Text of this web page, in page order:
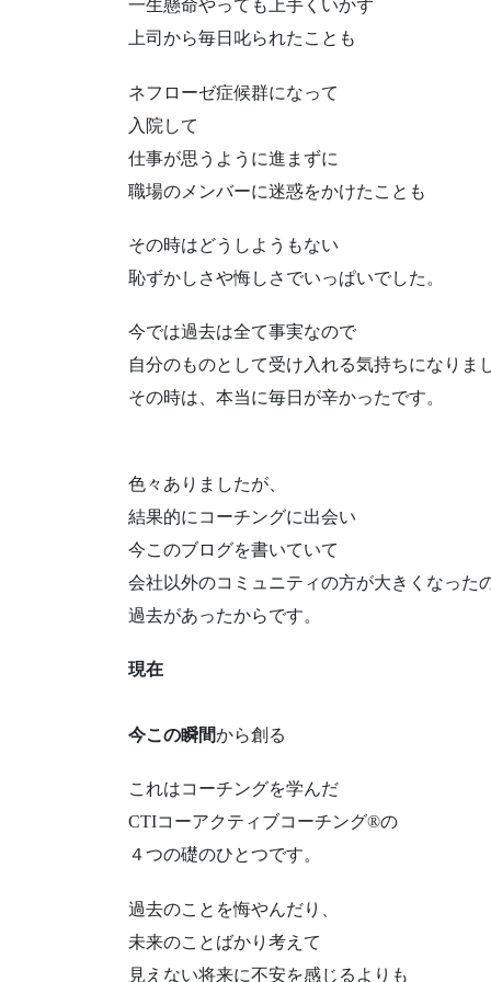
一生懸命やっても上手くいかず
上司から毎日叱られたことも
ネフローゼ症候群になって
入院して
仕事が思うように進まずに
職場のメンバーに迷惑をかけたことも
その時はどうしようもない
恥ずかしさや悔しさでいっぱいでした。
今では過去は全て事実なので
自分のものとして受け入れる気持ちになりま
その時は、本当に毎日が辛かったです。
色々ありましたが、
結果的にコーチングに出会い
今このブログを書いていて
会社以外のコミュニティの方が大きくなった
過去があったからです。
現在
今この瞬間から創る
これはコーチングを学んだ
CTIコーアクティブコーチング®︎の
４つの礎のひとつです。
過去のことを悔やんだり、
未来のことばかり考えて
見えない将来に不安を感じるよりも